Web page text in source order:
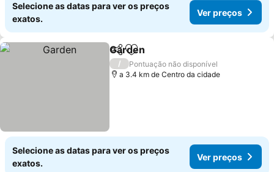
Selecione as datas para ver os preços
exatos.
Ver preços
PartilharAdicionar aos favoritos
Garden
/
Pontuação não disponível
a 3.4 km de Centro da cidade
Selecione as datas para ver os preços
exatos.
Ver preços